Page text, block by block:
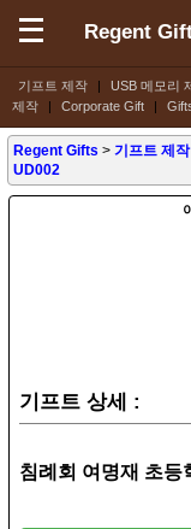
기프트 제작 | USB 메모리
제작
| Corporate Gift |
Regent
Regent Gifts >기프트 제작
UD002
기프트 상세 :
침례회 여명재 초